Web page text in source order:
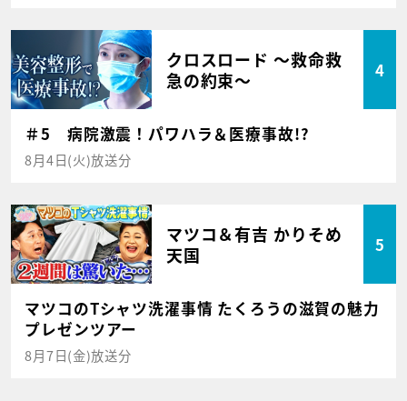
クロスロード ～救命救
急の約束～
4
＃5 病院激震！パワハラ＆医療事故!?
8月4日(火)放送分
マツコ＆有吉 かりそめ
天国
5
マツコのTシャツ洗濯事情 たくろうの滋賀の魅力
プレゼンツアー
8月7日(金)放送分